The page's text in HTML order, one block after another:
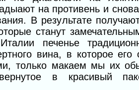
на противень и
В результате
станут
печенье
вина, в которое
только макаем мы их
в красивый